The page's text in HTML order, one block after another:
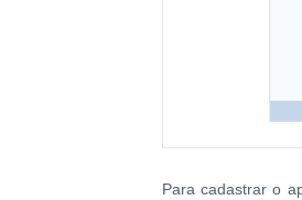
Para cadastrar o